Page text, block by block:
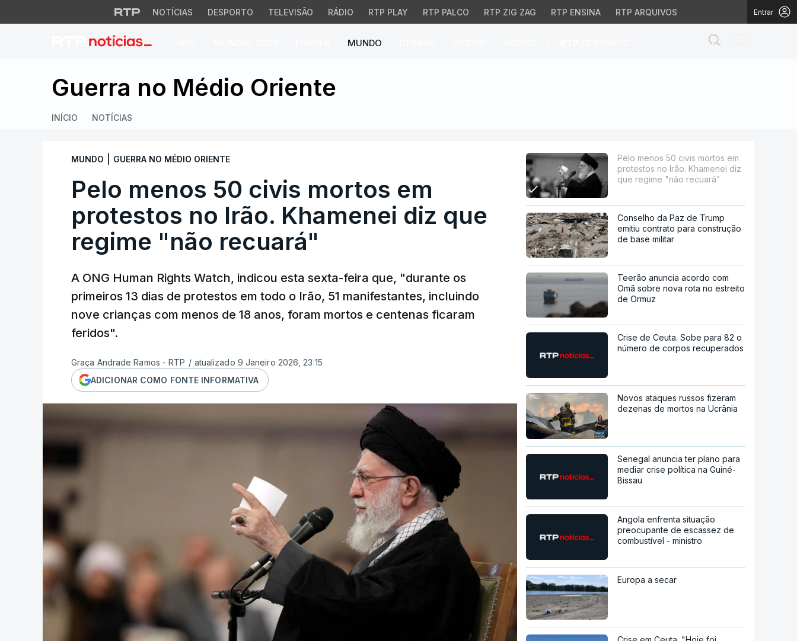
NOTÍCIAS DESPORTO TELEVISÃO RÁDIO RTP PLAY RTP PALCO RTP ZIG ZAG RTP ENSINA RTP ARQUIVOS Entrar
MUNDO
Pelo menos 50 civis mortos em protestos no Irão. Khamenei diz
Guerra no Médio Oriente
INÍCIO NOTÍCIAS
MUNDO GUERRA NO MÉDIO ORIENTE
Pelo menos 50 civis mortos em
protestos no Irão. Khamenei diz que
regime "não recuará"
A ONG Human Rights Watch, indicou esta sexta-feira que, "durante os
primeiros 13 dias de protestos em todo o Irão, 51 manifestantes, incluindo
nove crianças com menos de 18 anos, foram mortos e centenas ficaram
feridos".
Graça Andrade Ramos - RTP / atualizado 9 Janeiro 2026, 23:15
ADICIONAR COMO FONTE INFORMATIVA
Pelo menos 50 civis mortos em
protestos no Irão. Khamenei diz
que regime "não recuará"
Conselho da Paz de Trump
emitiu contrato para construção
de base militar
Teerão anuncia acordo com
Omã sobre nova rota no estreito
de Ormuz
Crise de Ceuta. Sobe para 82 o
número de corpos recuperados
Novos ataques russos fizeram
dezenas de mortos na Ucrânia
Senegal anuncia ter plano para
mediar crise política na Guiné-
Bissau
Angola enfrenta situação
preocupante de escassez de
combustível - ministro
Europa a secar